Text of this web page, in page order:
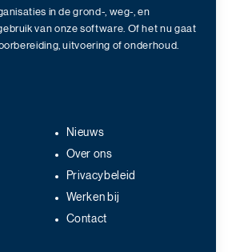
in de grond-, weg-, en
van onze software. Of het nu gaat
uitvoering of onderhoud.
Nieuws
Over ons
Privacybeleid
Werken bij
Contact